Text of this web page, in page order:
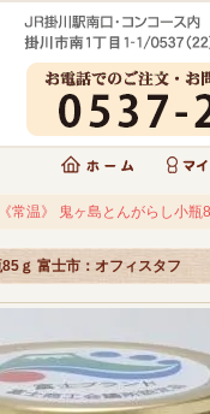
《常温》 鬼ヶ島とんがらし小
ｇ 富士市：オフィスタフ